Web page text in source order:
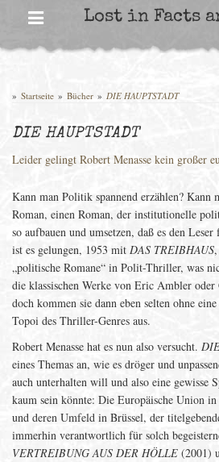
Lost in Facts
» Startseite » Bücher » DIE HAUPTSTADT
DIE HAUPTSTADT
Leider gelingt Robert Menasse kein großer
Kann man Politik spannend erzählen? Kann
Roman, einen Roman, der institutionelle
so aufbauen und umsetzen, daß es den
ist es gelungen, 1953 mit DAS TREIBHAUS
„politische Romane“ in Polit-Thriller, was
die klassischen Werke von Eric Ambler oder
doch kommen sie dann eben selten ohne
Topoi des Thriller-Genres aus.
Robert Menasse hat es nun also versucht.
eines Themas an, wie es dröger und
auch unterhalten will und also eine gewisse
kaum sein könnte: Die Europäische Union
und deren Umfeld in Brüssel, der
immerhin verantwortlich für solch
VERTREIBUNG AUS DER HÖLLE (2001)